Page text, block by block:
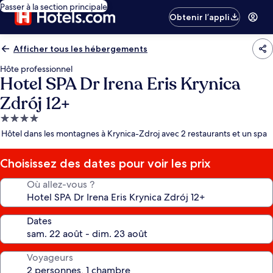
Passer à la section principale
Obtenir l’appli
Afficher tous les hébergements
Hôte professionnel
Hotel SPA Dr Irena Eris Krynica
Zdrój 12+
Hébergement
4.0 étoiles
Hôtel dans les montagnes à Krynica-Zdroj avec 2 restaurants et un spa
Choisissez des dates pour voir les prix
Où allez-vous ?
Dates
Voyageurs